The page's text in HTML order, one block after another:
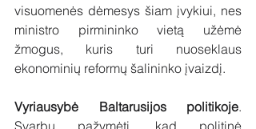
visuomenės dėmesys šiam įvykiui, nes
ministro pirmininko vietą užėmė
žmogus, kuris turi nuoseklaus
ekonominių reformų šalininko įvaizdį.
Vyriausybė Baltarusijos politikoje.
Svarbu pažymėti, kad politinė